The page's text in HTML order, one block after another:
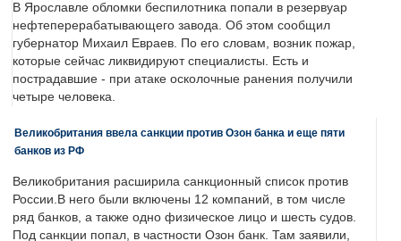
В Ярославле обломки беспилотника попали в резервуар
нефтеперерабатывающего завода. Об этом сообщил
губернатор Михаил Евраев. По его словам, возник пожар,
которые сейчас ликвидируют специалисты. Есть и
пострадавшие - при атаке осколочные ранения получили
четыре человека.
Великобритания ввела санкции против Озон банка и еще пяти
банков из РФ
Великобритания расширила санкционный список против
России.В него были включены 12 компаний, в том числе
ряд банков, а также одно физическое лицо и шесть судов.
Под санкции попал, в частности Озон банк. Там заявили,